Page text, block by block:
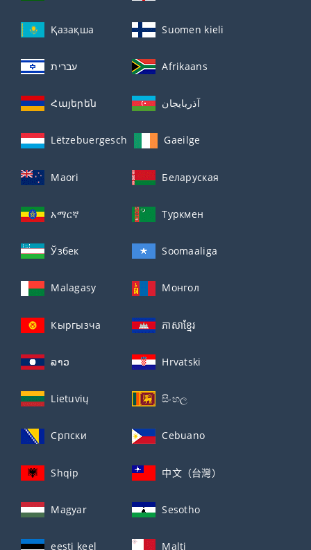
Қазақша Suomen kieli
עברית Afrikaans
Հայերեն آذربايجان
Lëtzebuergesch Gaeilge
Maori Беларуская
አማርኛ Туркмен
Ўзбек Soomaaliga
Malagasy Монгол
Кыргызча ភាសាខ្មែរ
ລາວ Hrvatski
Lietuvių සිංහල
Српски Cebuano
Shqip 中文（台灣）
Magyar Sesotho
eesti keel Malti